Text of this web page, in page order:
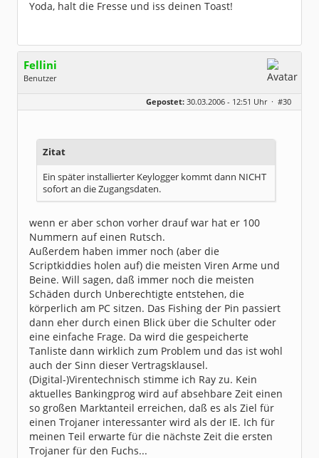
Yoda, halt die Fresse und iss deinen Toast!
Fellini
Benutzer
Im wunderschönen Ahrtal
Beiträge:
2077
Gepostet: 30.03.2006 - 12:51 Uhr · #30
Zitat
Ein später installierter Keylogger kommt dann NICHT
sofort an die Zugangsdaten.
wenn er aber schon vorher drauf war hat er 100
Nummern auf einen Rutsch.
Außerdem haben immer noch (aber die
Scriptkiddies holen auf) die meisten Viren Arme und
Beine. Will sagen, daß immer noch die meisten
Schäden durch Unberechtigte entstehen, die
körperlich am PC sitzen. Das Fishing der Pin passiert
dann eher durch einen Blick über die Schulter oder
eine einfache Frage. Da wird die gespeicherte
Tanliste dann wirklich zum Problem und das ist wohl
auch der Sinn dieser Vertragsklausel.
(Digital-)Virentechnisch stimme ich Ray zu. Kein
aktuelles Bankingprog wird auf absehbare Zeit einen
so großen Marktanteil erreichen, daß es als Ziel für
einen Trojaner interessanter wird als der IE. Ich für
meinen Teil erwarte für die nächste Zeit die ersten
Trojaner für den Fuchs...